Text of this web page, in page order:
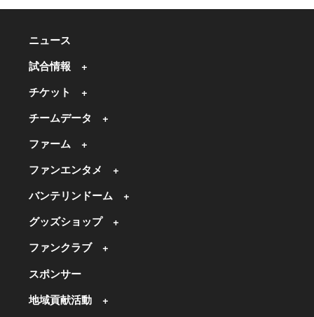
ニュース
試合情報
チケット
チームデータ
ファーム
ファンエンタメ
バンテリンドーム
グッズショップ
ファンクラブ
スポンサー
地域貢献活動